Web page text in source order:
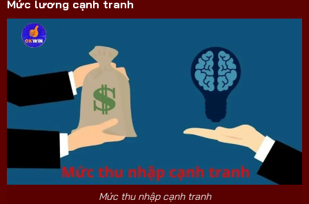
Mức lương cạnh tranh
Mức thu nhập cạnh tranh